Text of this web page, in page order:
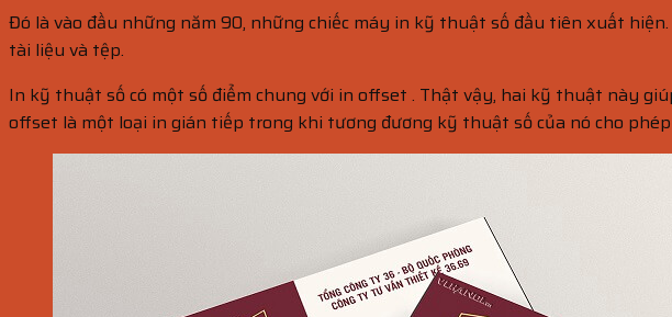
Đó là vào đầu những năm 90, những chiếc máy in kỹ thuật số đầu tiên xuất
tài liệu và tệp.
In kỹ thuật số có một số điểm chung với in offset . Thật vậy, hai kỹ thuật này
offset là một loại in gián tiếp trong khi tương đương kỹ thuật số của nó cho